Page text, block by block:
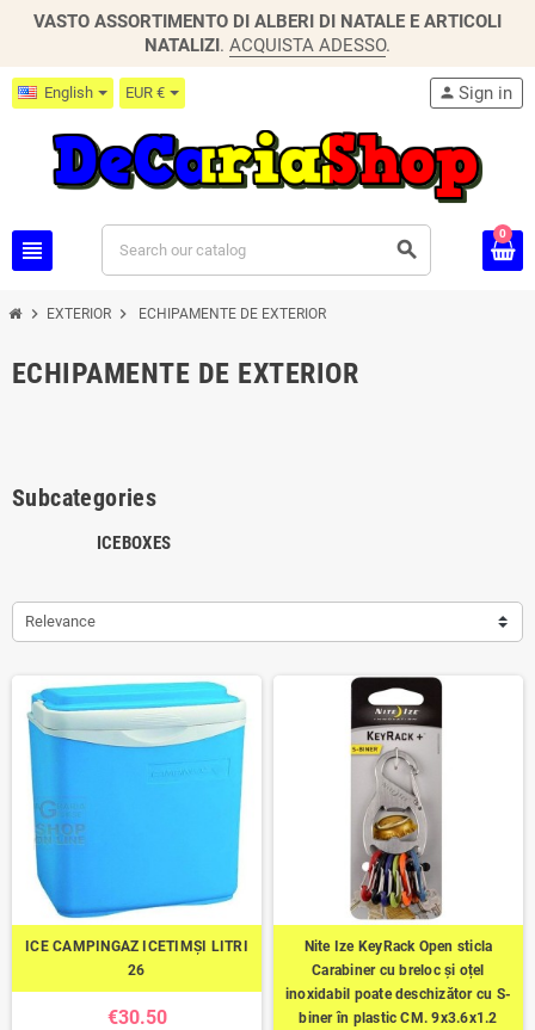
VASTO ASSORTIMENTO DI ALBERI DI NATALE E ARTICOLI
NATALIZI. ACQUISTA ADESSO.
English EUR €
view_headline search
person Sign in
0
chevron_right EXTERIOR chevron_right ECHIPAMENTE DE EXTERIOR
ECHIPAMENTE DE EXTERIOR
Subcategories
ICEBOXES
Relevance
ICE CAMPINGAZ ICETIMȘI LITRI
26
€30.50
Nite Ize KeyRack Open sticla
Carabiner cu breloc și oțel
inoxidabil poate deschizător cu S-
biner în plastic CM. 9x3.6x1.2